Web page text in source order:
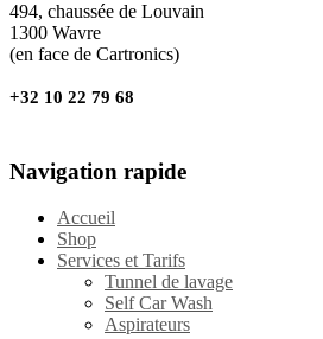
494, chaussée de Louvain
1300 Wavre
(en face de Cartronics)
+32 10 22 79 68
Navigation rapide
Accueil
Shop
Services et Tarifs
Tunnel de lavage
Self Car Wash
Aspirateurs